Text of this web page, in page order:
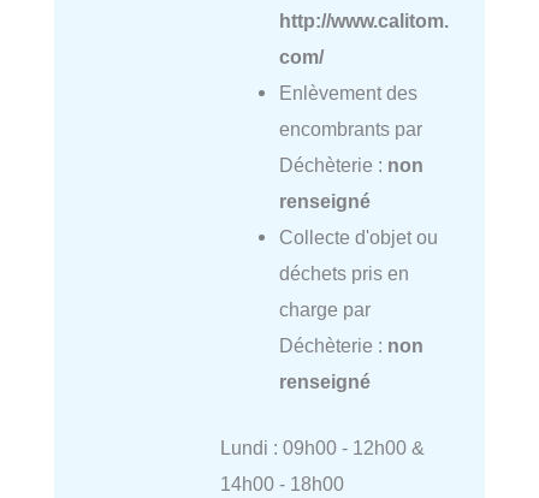
http://www.calitom.
com/
Enlèvement des
encombrants par
Déchèterie : non
renseigné
Collecte d'objet ou
déchets pris en
charge par
Déchèterie : non
renseigné
Lundi : 09h00 - 12h00 &
14h00 - 18h00